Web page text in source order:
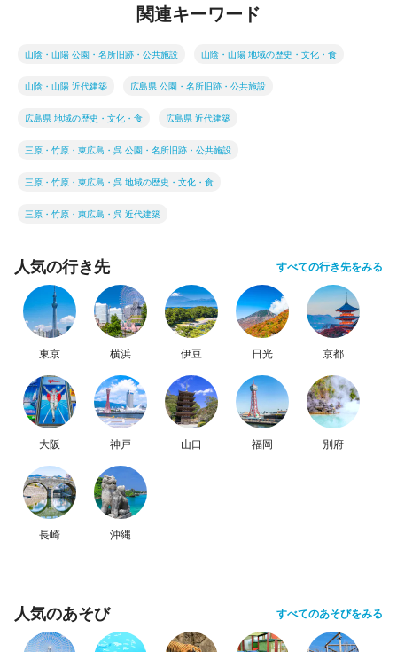
関連キーワード
山陰・山陽 公園・名所旧跡・公共施設 山陰・山陽 地域の歴史・文化・食
山陰・山陽 近代建築 広島県 公園・名所旧跡・公共施設
広島県 地域の歴史・文化・食 広島県 近代建築
三原・竹原・東広島・呉 公園・名所旧跡・公共施設
三原・竹原・東広島・呉 地域の歴史・文化・食
三原・竹原・東広島・呉 近代建築
人気の行き先 すべての行き先をみる
東京 横浜 伊豆 日光 京都
大阪 神戸 山口 福岡 別府
長崎 沖縄
人気のあそび すべてのあそびをみる